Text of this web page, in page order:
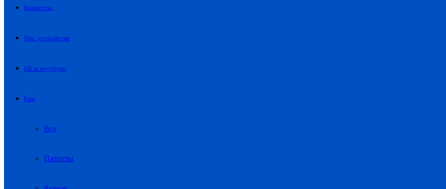
Концепты
Нос. устройства
ПК и ноутбуки
Еще
Все
Патенты